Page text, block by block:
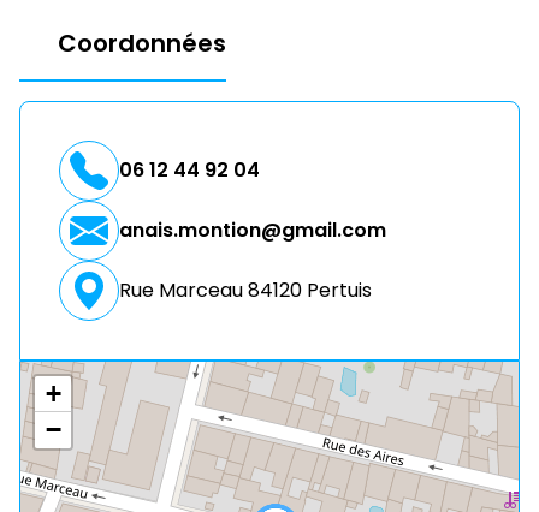
Coordonnées
06 12 44 92 04
anais.montion@gmail.com
Rue Marceau 84120 Pertuis
+
−